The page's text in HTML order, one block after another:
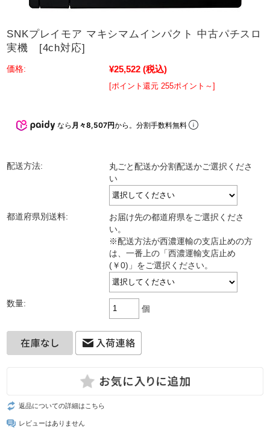
SNKプレイモア マキシマムインパクト 中古パチスロ
実機 [4ch対応]
価格: ¥25,522 (税込)
[ポイント還元 255ポイント～]
なら 月々8,507円から。分割手数料無料
配送方法:
丸ごと配送か分割配送かご選択くださ
い
都道府県別送料:
お届け先の都道府県をご選択くださ
い。
※配送方法が西濃運輸の支店止めの方
は、一番上の「西濃運輸支店止め
(￥0)」をご選択ください。
数量:
個
返品についての詳細はこちら
レビューはありません